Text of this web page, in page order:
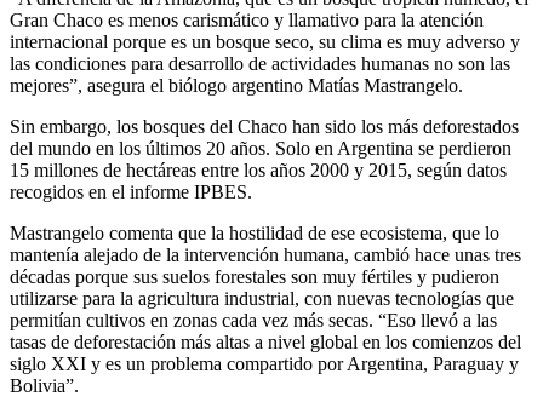
Gran Chaco es menos carismático y llamativo para la atención
internacional porque es un bosque seco, su clima es muy adverso y
las condiciones para desarrollo de actividades humanas no son las
mejores”, asegura el biólogo argentino Matías Mastrangelo.
Sin embargo, los bosques del Chaco han sido los más deforestados
del mundo en los últimos 20 años. Solo en Argentina se perdieron
15 millones de hectáreas entre los años 2000 y 2015, según datos
recogidos en el informe IPBES.
Mastrangelo comenta que la hostilidad de ese ecosistema, que lo
mantenía alejado de la intervención humana, cambió hace unas tres
décadas porque sus suelos forestales son muy fértiles y pudieron
utilizarse para la agricultura industrial, con nuevas tecnologías que
permitían cultivos en zonas cada vez más secas. “Eso llevó a las
tasas de deforestación más altas a nivel global en los comienzos del
siglo XXI y es un problema compartido por Argentina, Paraguay y
Bolivia”.